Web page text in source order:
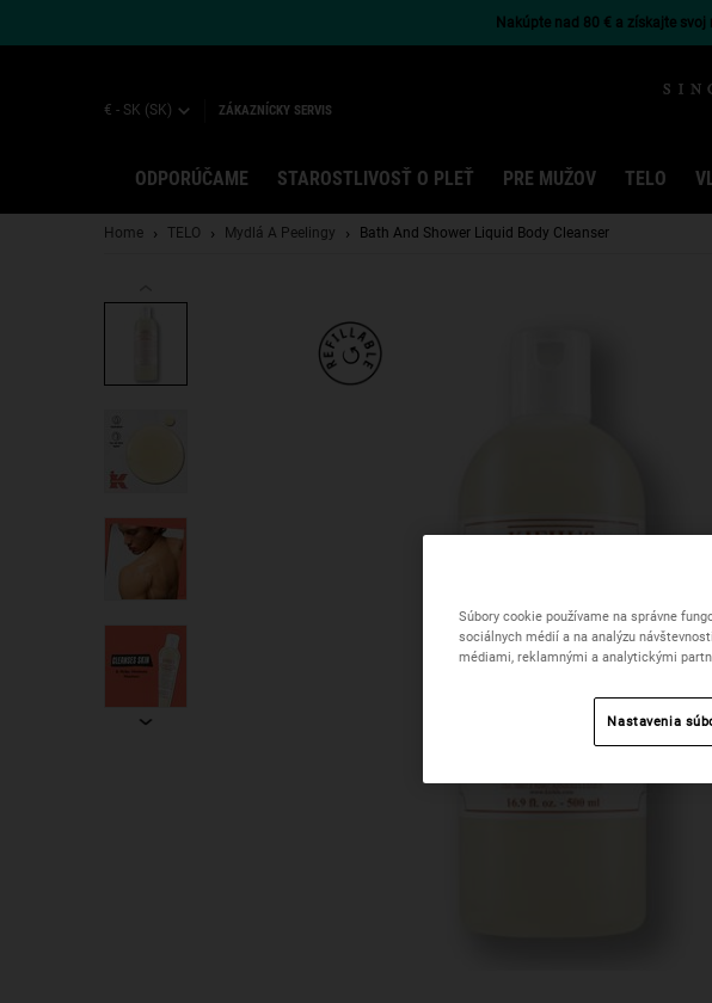
Nakúpte nad 80 € a získajte svoj
€ - SK (SK) ZÁKAZNÍCKY SERVIS
ODPORÚČAME STAROSTLIVOSŤ O PLEŤ PRE MUŽOV TELO
Home TELO Mydlá A Peelingy Bath And Shower Liquid Body Cleanser
Súbory cookie používame na správne
sociálnych médií a na analýzu
médiami, reklamnými a analytickými
Nastavenia